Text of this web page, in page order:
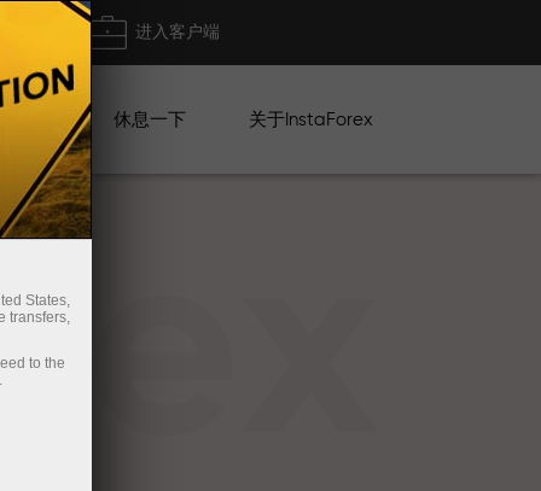
进入客户端
休息一下 关于InstaForex
States,
transfers,
to the